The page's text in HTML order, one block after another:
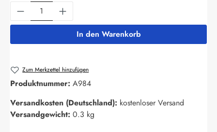
Produkt Anzahl: Gib den gewünschten
In den Warenkorb
Zum Merkzettel hinzufügen
Produktnummer: A984
Versandkosten (Deutschland): kostenloser Versand
Versandgewicht: 0.3 kg